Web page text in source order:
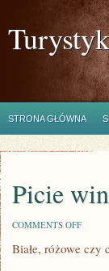
STRONA GŁÓWNA
Picie
COMMENTS OFFON
WINA
Białe, różowe czy